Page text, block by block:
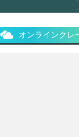
オンラインクレ